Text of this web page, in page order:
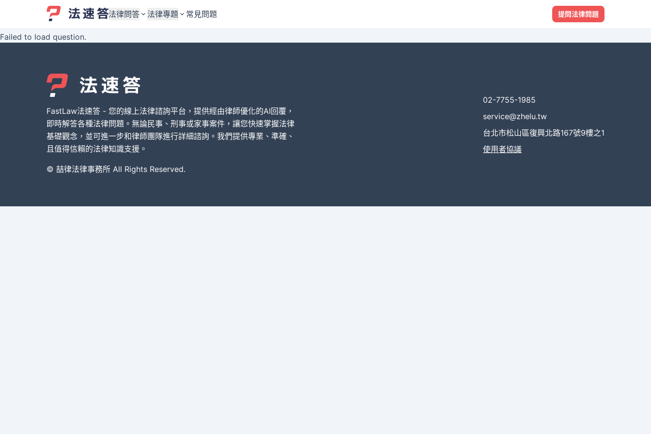
法律問答
婚姻與監護權
債務與債權
刑事犯罪案件
其他案件類型
法律專題
婚姻與監護權
債務與債權
刑事犯罪案件
其他案件類型
常見問題 提問法律問題
Failed to load question.
FastLaw法速答 - 您的線上法律諮詢平台，提供經由律師優化的AI回覆，
即時解答各種法律問題。無論民事、刑事或家事案件，讓您快速掌握法律
基礎觀念，並可進一步和律師團隊進行詳細諮詢。我們提供專業、準確、
且值得信賴的法律知識支援。
© 喆律法律事務所 All Rights Reserved.
02-7755-1985
service@zhelu.tw
台北市松山區復興北路167號9樓之1
使用者協議